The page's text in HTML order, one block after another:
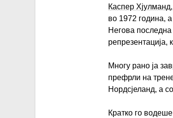
Каспер Хјулманд
во 1972 година,
Негова
репрезентација,
Многу рано ја
префрли на
Нордсјеланд, а
Кратко го